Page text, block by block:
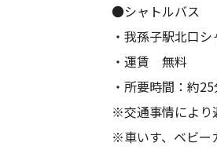
●シャトルバス
・我孫子駅北口
・運賃 無料
・所要時間：約
※交通事情により
※車いす、ベビー